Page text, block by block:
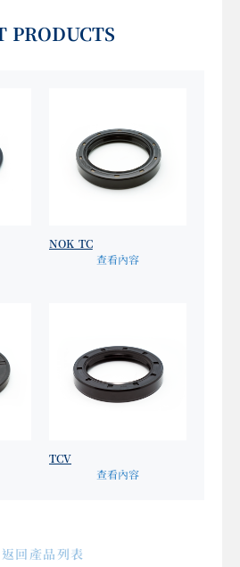
PRODUCTS
NOK TC
查看內容
TCV
查看內容
回產品列表